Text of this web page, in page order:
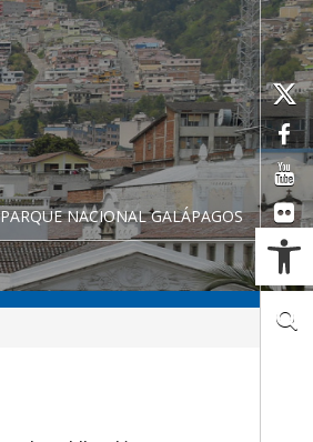
NACIONAL GALÁPAGOS